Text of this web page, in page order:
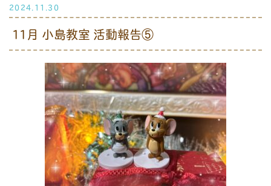
2024.11.30
11月 小島教室 活動報告⑤